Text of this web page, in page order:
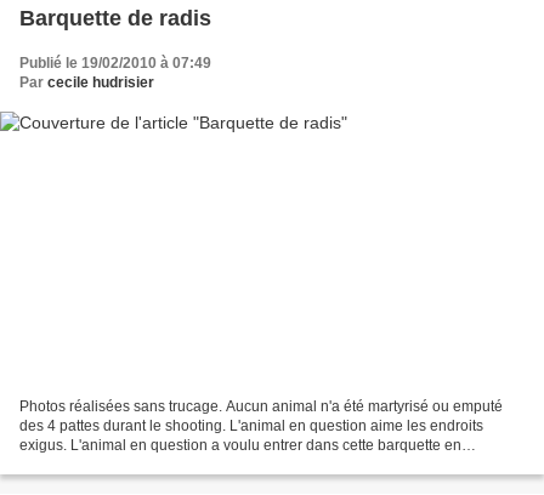
Barquette de radis
Publié le 19/02/2010 à 07:49
Par cecile hudrisier
Photos réalisées sans trucage. Aucun animal n'a été martyrisé ou emputé
des 4 pattes durant le shooting. L'animal en question aime les endroits
exigus. L'animal en question a voulu entrer dans cette barquette en